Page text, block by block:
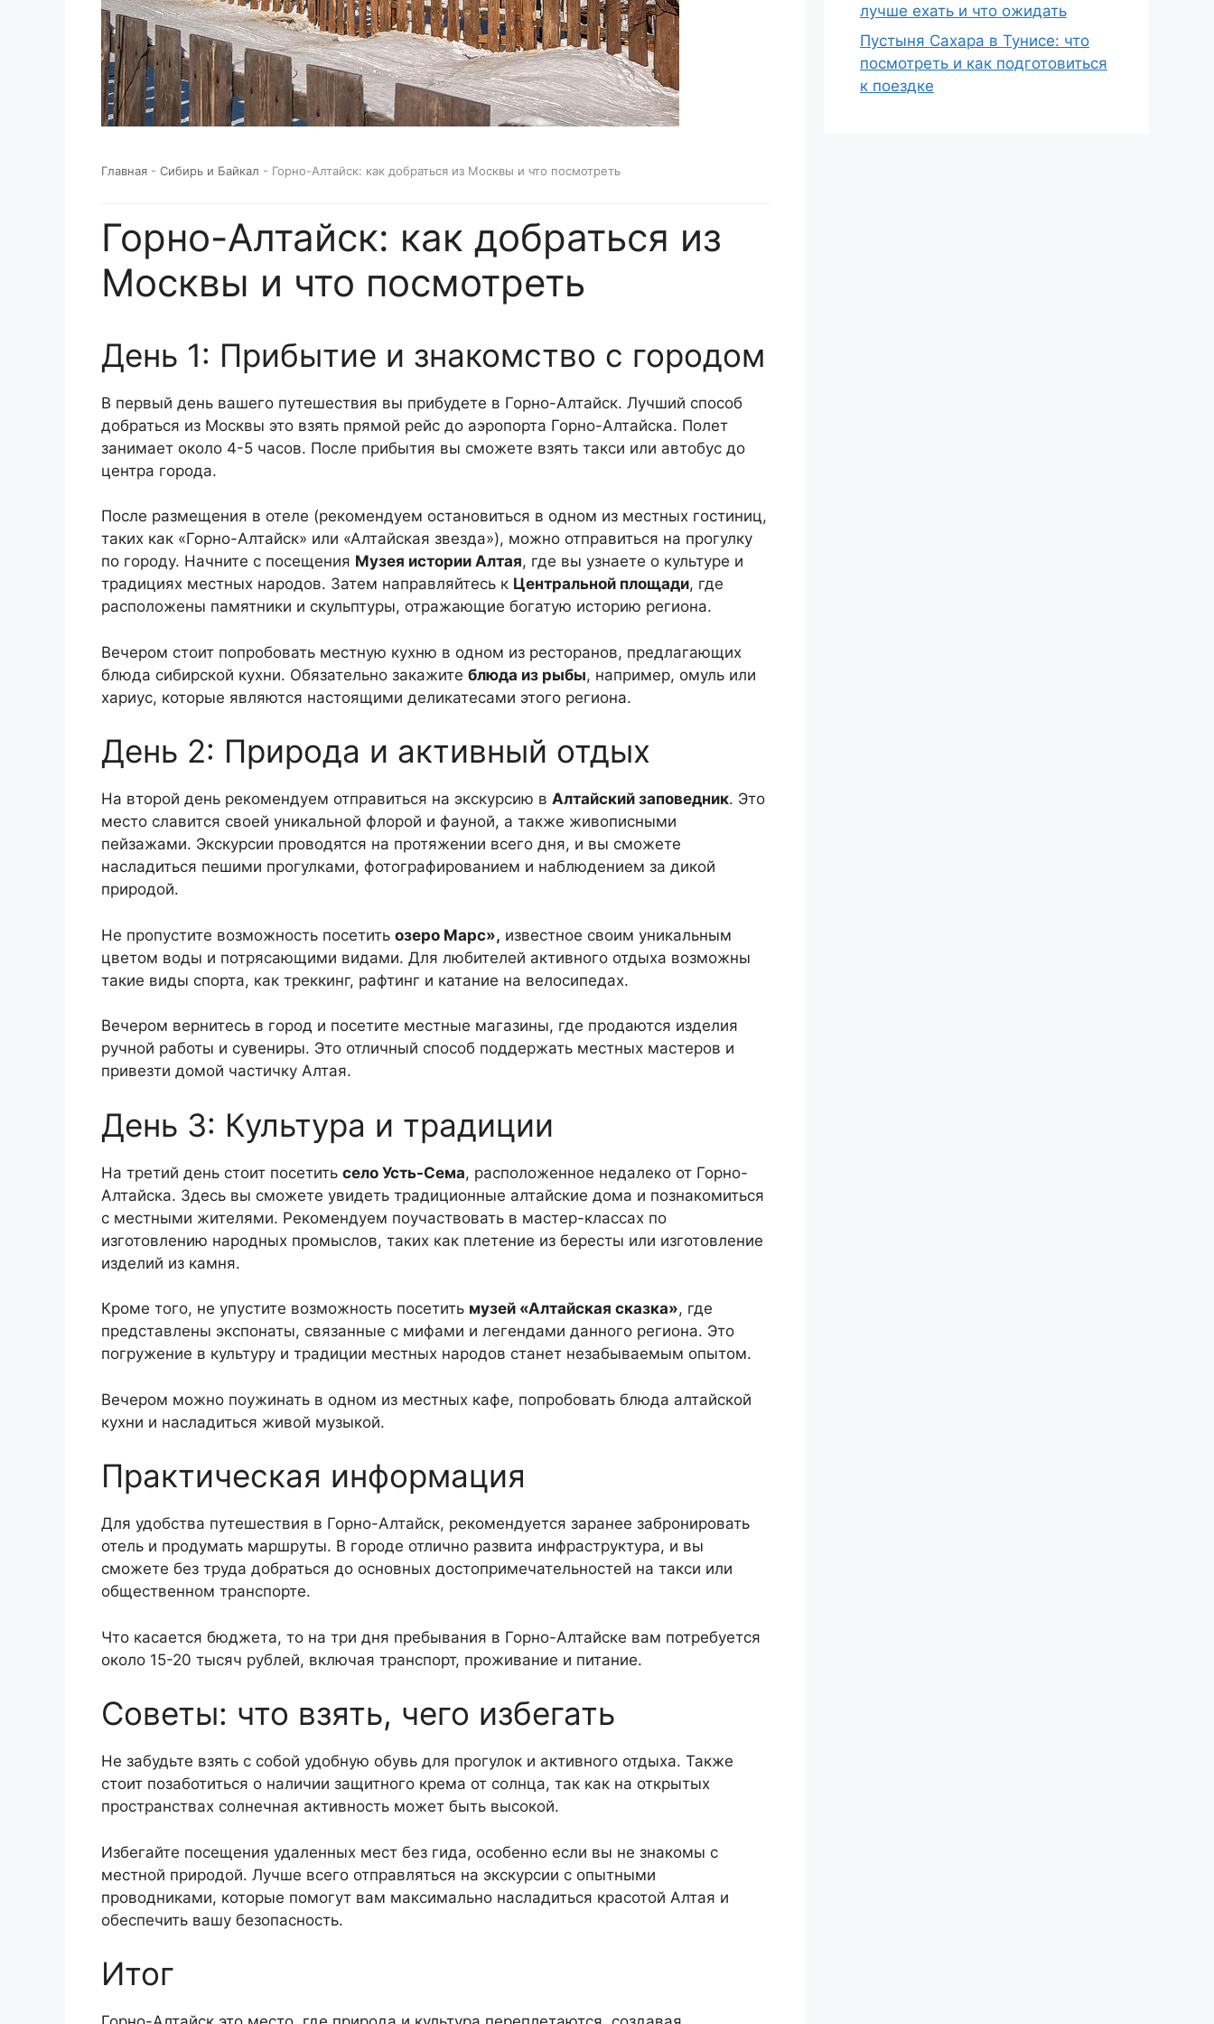
Главная - Сибирь и Байкал - Горно-Алтайск: как добраться из Москвы и что посмотреть
Горно-Алтайск: как добраться из
Москвы и что посмотреть
День 1: Прибытие и знакомство с городом
В первый день вашего путешествия вы прибудете в Горно-Алтайск. Лучший способ
добраться из Москвы это взять прямой рейс до аэропорта Горно-Алтайска. Полет
занимает около 4-5 часов. После прибытия вы сможете взять такси или автобус до
центра города.
После размещения в отеле (рекомендуем остановиться в одном из местных гостиниц,
таких как «Горно-Алтайск» или «Алтайская звезда»), можно отправиться на прогулку
по городу. Начните с посещения Музея истории Алтая, где вы узнаете о культуре и
традициях местных народов. Затем направляйтесь к Центральной площади, где
расположены памятники и скульптуры, отражающие богатую историю региона.
Вечером стоит попробовать местную кухню в одном из ресторанов, предлагающих
блюда сибирской кухни. Обязательно закажите блюда из рыбы, например, омуль или
хариус, которые являются настоящими деликатесами этого региона.
День 2: Природа и активный отдых
На второй день рекомендуем отправиться на экскурсию в Алтайский заповедник. Это
место славится своей уникальной флорой и фауной, а также живописными
пейзажами. Экскурсии проводятся на протяжении всего дня, и вы сможете
насладиться пешими прогулками, фотографированием и наблюдением за дикой
природой.
Не пропустите возможность посетить озеро Марс», известное своим уникальным
цветом воды и потрясающими видами. Для любителей активного отдыха возможны
такие виды спорта, как треккинг, рафтинг и катание на велосипедах.
Вечером вернитесь в город и посетите местные магазины, где продаются изделия
ручной работы и сувениры. Это отличный способ поддержать местных мастеров и
привезти домой частичку Алтая.
День 3: Культура и традиции
На третий день стоит посетить село Усть-Сема, расположенное недалеко от Горно-
Алтайска. Здесь вы сможете увидеть традиционные алтайские дома и познакомиться
с местными жителями. Рекомендуем поучаствовать в мастер-классах по
изготовлению народных промыслов, таких как плетение из бересты или изготовление
изделий из камня.
Кроме того, не упустите возможность посетить музей «Алтайская сказка», где
представлены экспонаты, связанные с мифами и легендами данного региона. Это
погружение в культуру и традиции местных народов станет незабываемым опытом.
Вечером можно поужинать в одном из местных кафе, попробовать блюда алтайской
кухни и насладиться живой музыкой.
Практическая информация
Для удобства путешествия в Горно-Алтайск, рекомендуется заранее забронировать
отель и продумать маршруты. В городе отлично развита инфраструктура, и вы
сможете без труда добраться до основных достопримечательностей на такси или
общественном транспорте.
Что касается бюджета, то на три дня пребывания в Горно-Алтайске вам потребуется
около 15-20 тысяч рублей, включая транспорт, проживание и питание.
Советы: что взять, чего избегать
Не забудьте взять с собой удобную обувь для прогулок и активного отдыха. Также
стоит позаботиться о наличии защитного крема от солнца, так как на открытых
пространствах солнечная активность может быть высокой.
Избегайте посещения удаленных мест без гида, особенно если вы не знакомы с
местной природой. Лучше всего отправляться на экскурсии с опытными
проводниками, которые помогут вам максимально насладиться красотой Алтая и
обеспечить вашу безопасность.
Итог
лучше ехать и что ожидать
Пустыня Сахара в Тунисе: что
посмотреть и как подготовиться
к поездке